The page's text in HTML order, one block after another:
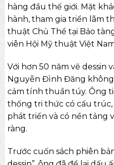
hàng đầu thế giới. Mặt
hành, tham gia triển lãm
thuật Chủ Thể tại Bảo
viên Hội Mỹ thuật Việt
Với hơn 50 năm vẽ dessin
Nguyễn Đình Đăng
cảm tính thuần túy. Ông
thống tri thức có cấu trúc,
phát triển và có nền tảng
ràng.
Trước cuốn sách phiên